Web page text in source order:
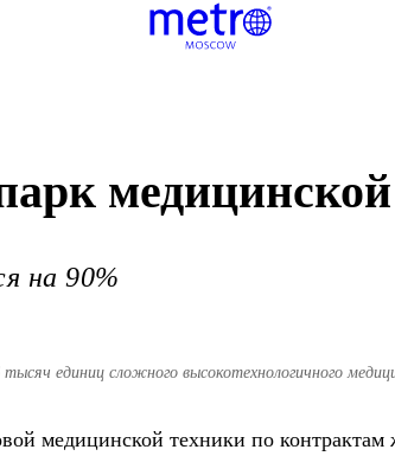
на 90%
единиц сложного высокотехнологичного
медицинской техники по